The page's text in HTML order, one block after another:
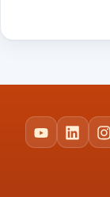
Instagram
LinkedIn